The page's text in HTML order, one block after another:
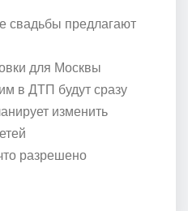
свадьбы предлагают
для Москвы
в ДТП будут сразу
изменить
разрешено